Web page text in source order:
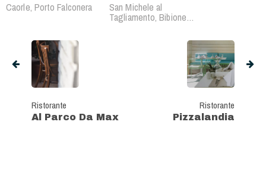
Caorle, Porto Falconera San Michele al
Tagliamento, Bibione
Ristorante
Al Parco Da Max
Ristorante
Pizzalandia